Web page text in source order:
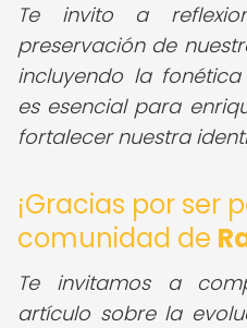
Te invito a
preservación de
incluyendo la
es esencial para
fortalecer nuestra
¡Gracias por ser
comunidad de
Te invitamos a
artículo sobre la